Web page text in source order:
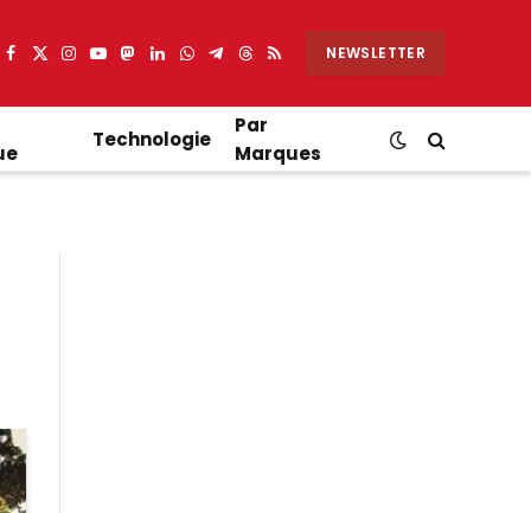
Facebook
X
Instagram
YouTube
Mastodon
LinkedIn
WhatsApp
Partager
Telegram
Threads
RSS NEWSLETTER
Technologie
Par
Marques